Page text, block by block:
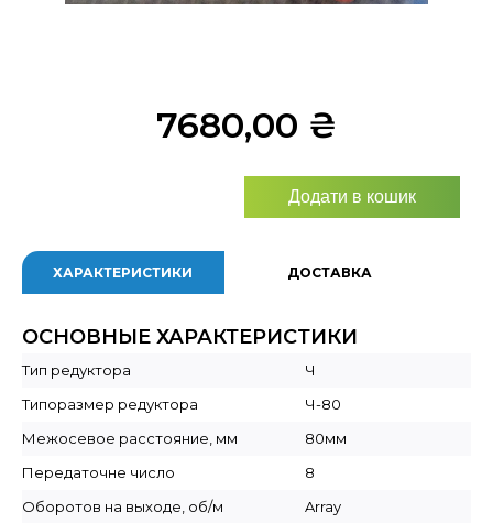
7680,00 ₴
Додати в кошик
ХАРАКТЕРИСТИКИ ДОСТАВКА
ОСНОВНЫЕ ХАРАКТЕРИСТИКИ
Тип редуктора
Ч
Типоразмер редуктора
Ч-80
Межосевое расстояние, мм
80мм
Передаточне число
8
Оборотов на выходе, об/м
Array